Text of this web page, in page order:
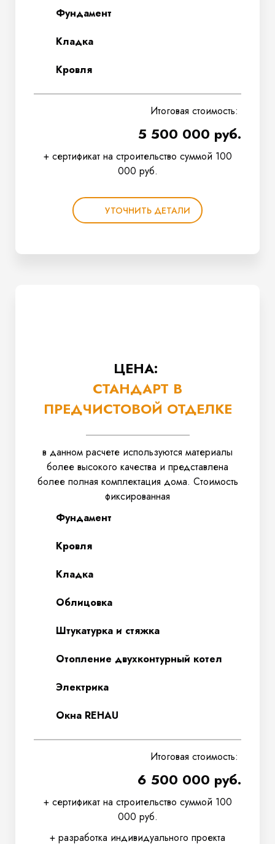
Фундамент
Кладка
Кровля
Итоговая стоимость:
5 500 000 руб.
+ сертификат на строительство суммой 100
000 руб.
УТОЧНИТЬ ДЕТАЛИ
ЦЕНА:
СТАНДАРТ В
ПРЕДЧИСТОВОЙ ОТДЕЛКЕ
в данном расчете используются материалы
более высокого качества и представлена
более полная комплектация дома. Стоимость
фиксированная
Фундамент
Кровля
Кладка
Облицовка
Штукатурка и стяжка
Отопление двухконтурный котел
Электрика
Окна REHAU
Итоговая стоимость:
6 500 000 руб.
+ сертификат на строительство суммой 100
000 руб.
+ разработка индивидуального проекта